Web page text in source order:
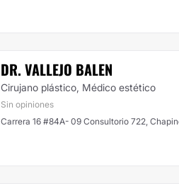
DR. VALLEJO BALEN
Cirujano plástico, Médico estético
Sin opiniones
Carrera 16 #84A- 09 Consultorio 722,